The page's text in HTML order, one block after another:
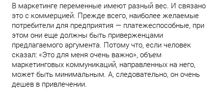
В маркетинге переменные имеют разный вес. И связано
это с коммерцией. Прежде всего, наиболее желаемые
потребители для предприятия — платежеспособные, при
этом они еще должны быть приверженцами
предлагаемого аргумента. Потому что, если человек
сказал: «Это для меня очень важно», объем
маркетинговых коммуникаций, направленных на него,
может быть минимальным. А, следовательно, он очень
дешев в привлечении.